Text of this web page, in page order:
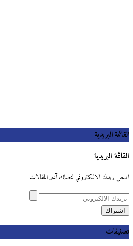
القائمة البريدية
القائمة البريدية
ادخل بريدك الالكتروني لتصلك آخر المقالات
تصنيفات